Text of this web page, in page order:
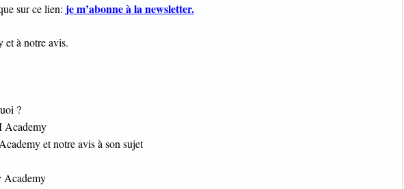
sur ce lien: je m’abonne à la newsletter.
et à notre avis.
?
Academy
et notre avis à son sujet
Academy